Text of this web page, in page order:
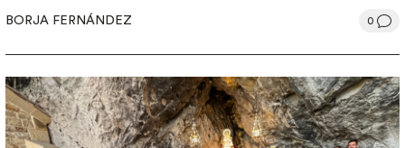
BORJA FERNÁNDEZ 0